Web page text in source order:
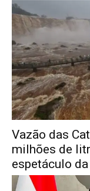
Vazão das
milhões de
espetáculo